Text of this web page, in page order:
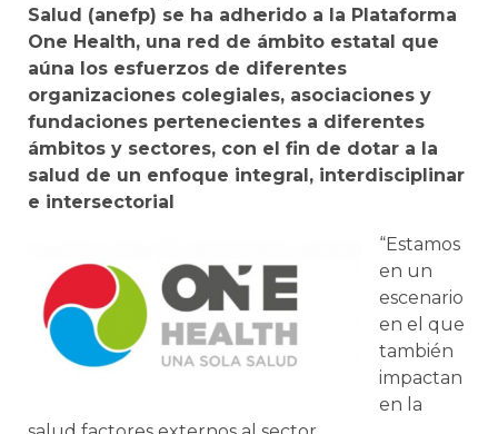
Salud (anefp) se ha adherido a la Plataforma
One Health, una red de ámbito estatal que
aúna los esfuerzos de diferentes
organizaciones colegiales, asociaciones y
fundaciones pertenecientes a diferentes
ámbitos y sectores, con el fin de dotar a la
salud de un enfoque integral, interdisciplinar
e intersectorial
“Estamos
en un
escenario
en el que
también
impactan
en la